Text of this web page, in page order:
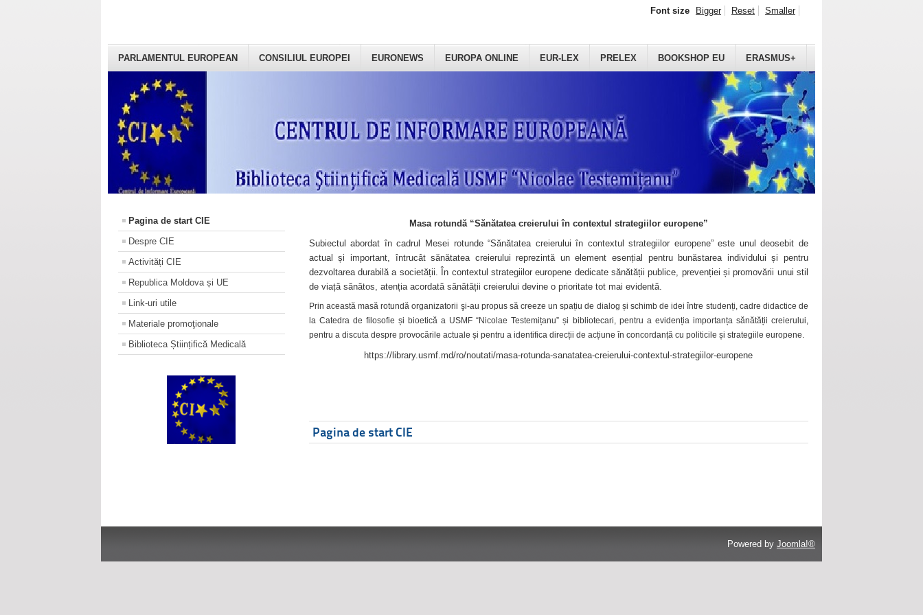
PARLAMENTUL EUROPEAN CONSILIUL EUROPEI EURONEWS EUROPA ONLINE EUR-LEX PRELEX BOOKSHOP EU ERASMUS+
Font size Bigger Reset Smaller
Pagina de start CIE
Despre CIE
Activități CIE
Republica Moldova și UE
Link-uri utile
Materiale promoţionale
Biblioteca Științifică Medicală
Masa rotundă “Sănătatea creierului în contextul strategiilor europene”
Subiectul abordat în cadrul Mesei rotunde “Sănătatea creierului în contextul strategiilor europene” este unul deosebit de
actual și important, întrucât sănătatea creierului reprezintă un element esențial pentru bunăstarea individului și pentru
dezvoltarea durabilă a societății. În contextul strategiilor europene dedicate sănătății publice, prevenției și promovării unui stil
de viață sănătos, atenția acordată sănătății creierului devine o prioritate tot mai evidentă.
Prin această masă rotundă organizatorii şi-au propus să creeze un spațiu de dialog și schimb de idei între studenți, cadre didactice de
la Catedra de filosofie și bioetică a USMF “Nicolae Testemițanu” și bibliotecari, pentru a evidenția importanța sănătății creierului,
pentru a discuta despre provocările actuale și pentru a identifica direcții de acțiune în concordanță cu politicile și strategiile europene.
https://library.usmf.md/ro/noutati/masa-rotunda-sanatatea-creierului-contextul-strategiilor-europene
Pagina de start CIE
Powered by Joomla!®